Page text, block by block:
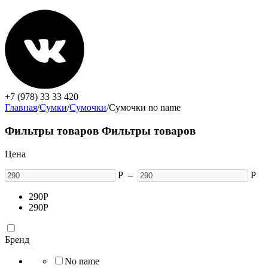
+7 (978) 33 33 420
Главная/Сумки/Сумочки/Сумочки no name
Фильтры товаров Фильтры товаров
Цена
Р – Р
290Р
290Р
Бренд
No name